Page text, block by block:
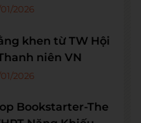
2026
khen từ TW Hội
niên VN
2026
Bookstarter-The